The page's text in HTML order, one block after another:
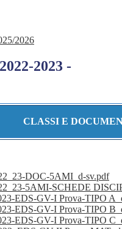
2026
2023 -
CLASSI E
DOC-5AMI_d-sv.pdf
5AMI-SCHEDE
EDS-GV-I Prova-TIPO
EDS-GV-I Prova-TIPO
EDS-GV-I Prova-TIPO